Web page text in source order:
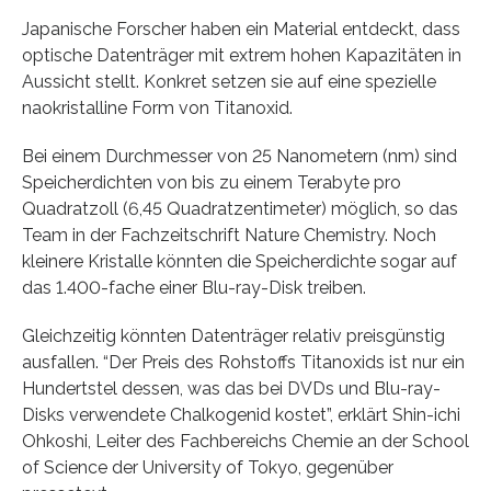
Japanische Forscher haben ein Material entdeckt, dass
optische Datenträger mit extrem hohen Kapazitäten in
Aussicht stellt. Konkret setzen sie auf eine spezielle
naokristalline Form von Titanoxid.
Bei einem Durchmesser von 25 Nanometern (nm) sind
Speicherdichten von bis zu einem Terabyte pro
Quadratzoll (6,45 Quadratzentimeter) möglich, so das
Team in der Fachzeitschrift Nature Chemistry. Noch
kleinere Kristalle könnten die Speicherdichte sogar auf
das 1.400-fache einer Blu-ray-Disk treiben.
Gleichzeitig könnten Datenträger relativ preisgünstig
ausfallen. “Der Preis des Rohstoffs Titanoxids ist nur ein
Hundertstel dessen, was das bei DVDs und Blu-ray-
Disks verwendete Chalkogenid kostet”, erklärt Shin-ichi
Ohkoshi, Leiter des Fachbereichs Chemie an der School
of Science der University of Tokyo, gegenüber